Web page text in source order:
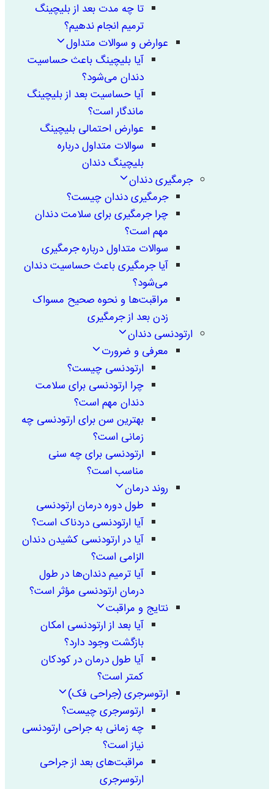
تا چه مدت بعد از بلیچینگ
ترمیم انجام ندهیم؟
عوارض و سوالات متداول
آیا بلیچینگ باعث حساسیت
دندان می‌شود؟
آیا حساسیت بعد از بلیچینگ
ماندگار است؟
عوارض احتمالی بلیچینگ
سوالات متداول درباره
بلیچینگ دندان
جرمگیری دندان
جرمگیری دندان چیست؟
چرا جرمگیری برای سلامت دندان
مهم است؟
سوالات متداول درباره جرمگیری
آیا جرمگیری باعث حساسیت دندان
می‌شود؟
مراقبت‌ها و نحوه صحیح مسواک
زدن بعد از جرمگیری
ارتودنسی دندان
معرفی و ضرورت
ارتودنسی چیست؟
چرا ارتودنسی برای سلامت
دندان مهم است؟
بهترین سن برای ارتودنسی چه
زمانی است؟
ارتودنسی برای چه سنی
مناسب است؟
روند درمان
طول دوره درمان ارتودنسی
آیا ارتودنسی دردناک است؟
آیا در ارتودنسی کشیدن دندان
الزامی است؟
آیا ترمیم دندان‌ها در طول
درمان ارتودنسی مؤثر است؟
نتایج و مراقبت
آیا بعد از ارتودنسی امکان
بازگشت وجود دارد؟
آیا طول درمان در کودکان
کمتر است؟
ارتوسرجری (جراحی فک)
ارتوسرجری چیست؟
چه زمانی به جراحی ارتودنسی
نیاز است؟
مراقبت‌های بعد از جراحی
ارتوسرجری